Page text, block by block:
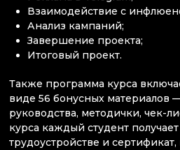
Взаимодействие с
Анализ кампаний;
Завершение проекта;
Итоговый проект.
Также программа курса
виде 56 бонусных материалов
руководства, методички, чек-
курса каждый студент
трудоустройстве и